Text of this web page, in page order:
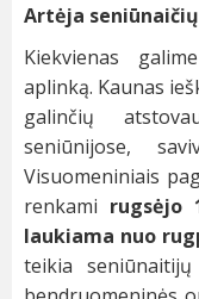
Artėja
Kiekvienas
aplinką. Kaunas
galinčių
seniūnijose,
Visuomeniniais
renkami rugsėjo
laukiama nuo
teikia